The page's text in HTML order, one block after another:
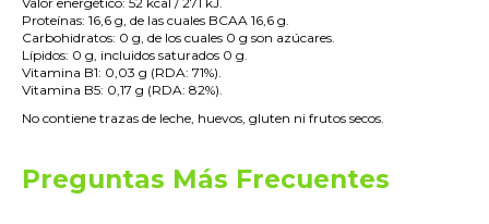
Proteínas: 16,6 g, de las cuales BCAA 16,6 g.
Carbohidratos: 0 g, de los cuales 0 g son azúcares.
Lípidos: 0 g, incluidos saturados 0 g.
Vitamina B1: 0,03 g (RDA: 71%).
Vitamina B5: 0,17 g (RDA: 82%).
No contiene trazas de leche, huevos, gluten ni frutos secos.
Preguntas Más Frecuentes